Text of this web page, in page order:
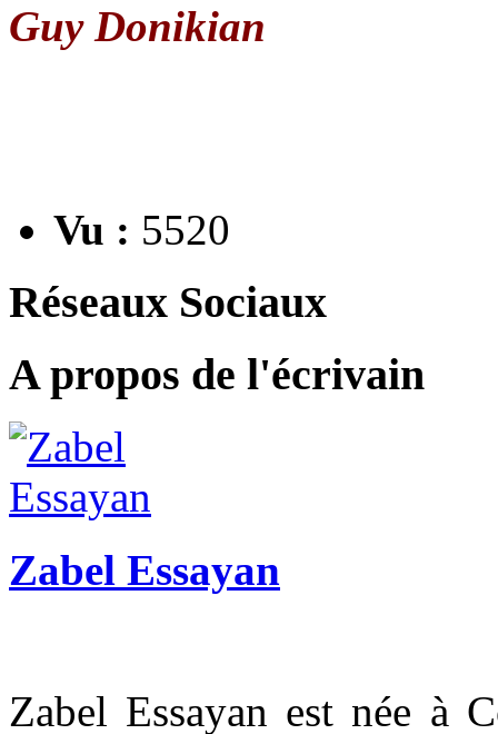
Guy Donikian
Vu : 5520
Réseaux Sociaux
A propos de l'écrivain
Zabel Essayan
Zabel Essayan est née à